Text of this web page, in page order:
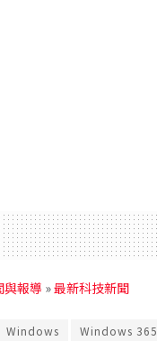
與報導 »最新科技新聞
Windows Windows 365